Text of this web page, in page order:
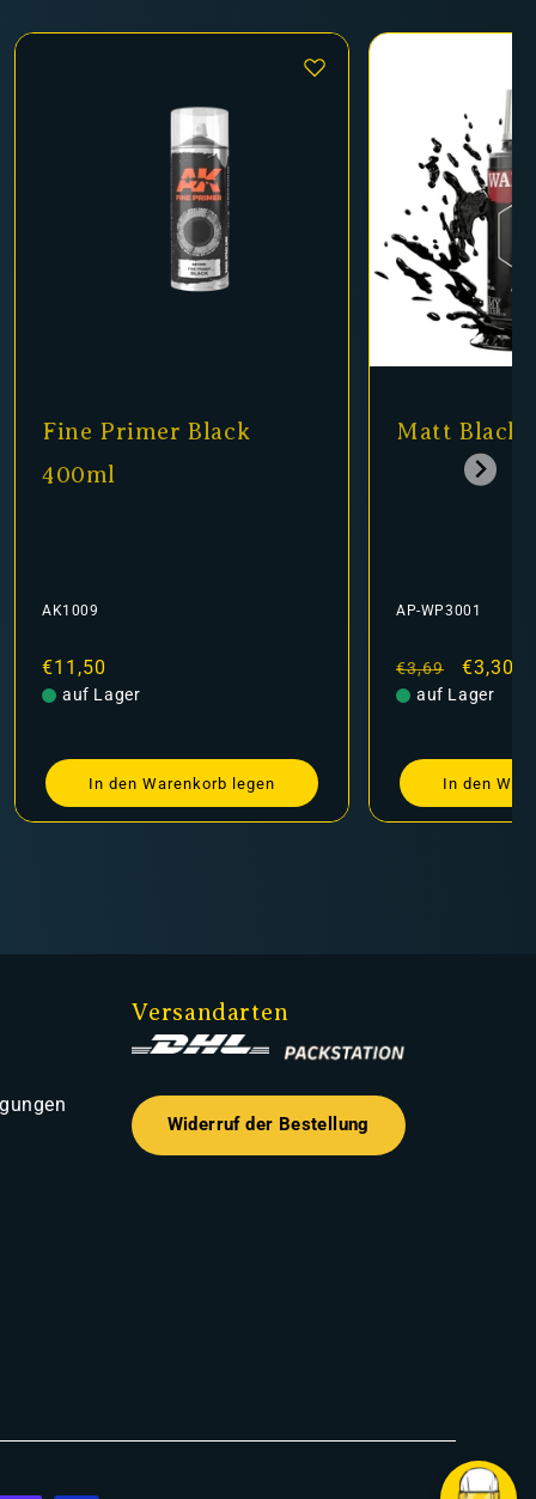
Fine Primer Black
400ml
AK1009
Normaler
Preis
€11,50
auf Lager
In den Warenkorb legen
Matt Black
AP-WP3001
Normaler
Preis
€3,69 €3,30
auf Lager
In den
Versandarten
Widerruf der Bestellung